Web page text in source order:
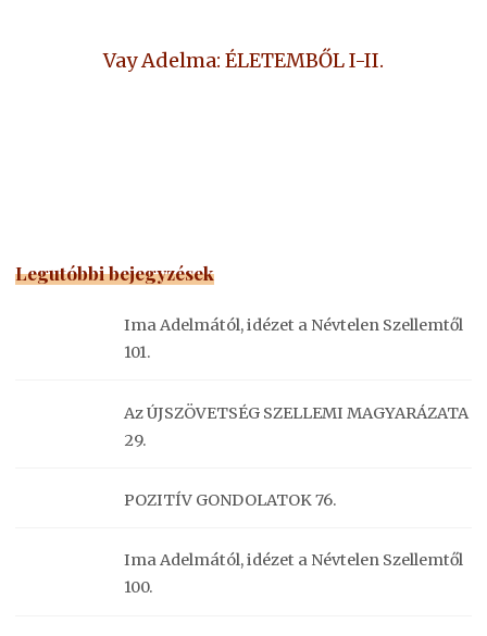
Vay Adelma: ÉLETEMBŐL I-II.
Legutóbbi bejegyzések
Ima Adelmától, idézet a Névtelen Szellemtől
101.
Az ÚJSZÖVETSÉG SZELLEMI MAGYARÁZATA
29.
POZITÍV GONDOLATOK 76.
Ima Adelmától, idézet a Névtelen Szellemtől
100.